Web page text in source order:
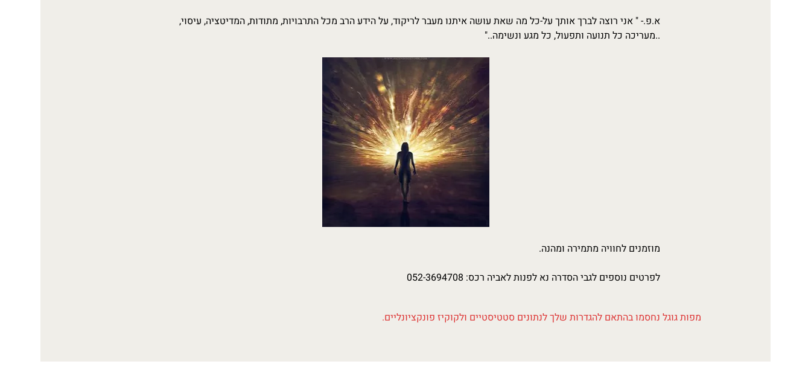
א.פ.- " אני רוצה לברך אותך על-כל מה שאת עושה איתנו מעבר לריקוד, על הידע הרב מכל התרבויות, מתודות, המדיטציה, עיסוי,
..מעריכה כל תנועה ותפעול, כל מגע ונשימה.."
מוזמנים לחוויה מתמירה ומהנה.
לפרטים נוספים לגבי הסדרה נא לפנות לאביה רכס: 052-3694708
מפות גוגל נחסמו בהתאם להגדרות שלך לנתונים סטטיסטיים ולקוקיז פונקציונליים.